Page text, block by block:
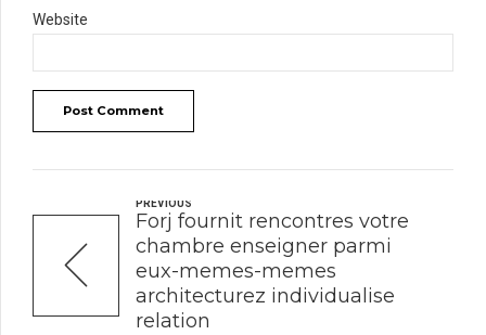
Website
Post Comment
PREVIOUS
Forj fournit rencontres votre
chambre enseigner parmi
eux-memes-memes
architecturez individualise
relation